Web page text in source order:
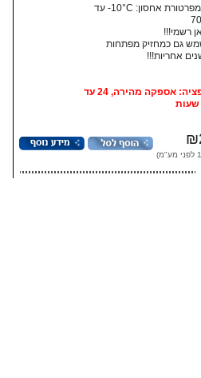
• טמפרטורת אחסון:‏ 10°C- עד
רשמי!!!
גם כמחזיק מפתחות
אופציה: אספקה מהירה, 24 עד